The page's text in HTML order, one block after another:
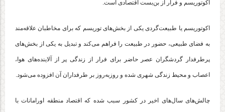
اکوتوریسم و فرار از بن‌بست اقتصادی است.
اکوتوریسم یا طبیعت‌گردی یکی از بخش‌های توریسم که برای مخاطبان علاقه‌مند
به فضای طبیعی، حضور در طبیعت را فراهم می‌کند و تبدیل به یکی از بخش‌های
پرطرفدار گردشگران عصر حاضر برای فرار از زندگی پر از آلاینده‌های هوا،
اعصاب و محیط زندگی شهری شده و روز‌به‌روز بر طرفداران آن افزوده می‌شود.
چالش‌های سال‌های اخیر در کشور سبب شده که اقتصاد منطقه اورامانات با